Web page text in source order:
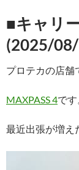
■キャリ
(2025/
プロテカの店舗
MAXPASS 4です
最近出張が増え